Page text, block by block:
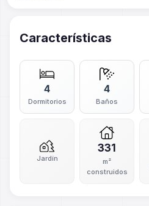
Características
4
Dormitorios
4
Baños
Jardín
331
m²
construidos